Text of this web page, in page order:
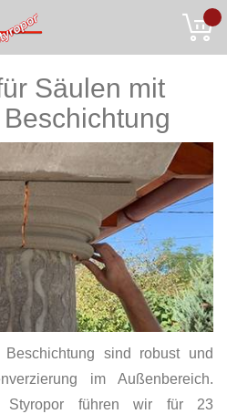
Säulen mit
sind robust und
im Außenbereich.
Styropor führen wir für 23